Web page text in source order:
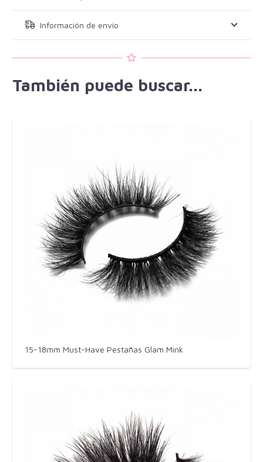
Información de envío
También puede buscar...
15-18mm Must-Have Pestañas Glam Mink